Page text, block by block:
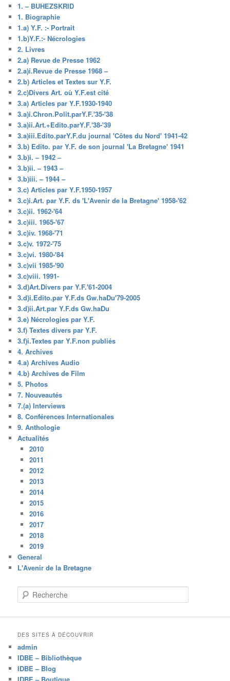
1. – BUHEZSKRID
1. Biographie
1.a) Y.F. :- Portrait
1.b)Y.F.:- Nécrologies
2. Livres
2.a) Revue de Presse 1962
2.a)i.Revue de Presse 1968 –
2.b) Articles et Textes sur Y.F.
2.c)Divers Art. où Y.F.est cité
3.a) Articles par Y.F.1930-1940
3.a)i.Chron.Polit.parY.F.'35-'38
3.a)ii.Art.+Edito.parY.F.'38-'39
3.a)iii.Edito.parY.F.du journal 'Côtes du Nord' 1941-42
3.b) Edito. par Y.F. de son journal 'La Bretagne' 1941
3.b)i. – 1942 –
3.b)ii. – 1943 –
3.b)iii. – 1944 –
3.c) Articles par Y.F.1950-1957
3.c)i.Art. par Y.F. ds 'L'Avenir de la Bretagne' 1958-'62
3.c)ii. 1962-'64
3.c)iii. 1965-'67
3.c)iv. 1968-'71
3.c)v. 1972-'75
3.c)vi. 1980-'84
3.c)vii 1985-'90
3.c)viii. 1991-
3.d)Art.Divers par Y.F.'61-2004
3.d)i.Edito.par Y.F.ds Gw.haDu'79-2005
3.d)ii.Art.par Y.F.ds Gw.haDu
3.e) Nécrologies par Y.F.
3.f) Textes divers par Y.F.
3.f)i.Textes par Y.F.non publiés
4. Archives
4.a) Archives Audio
4.b) Archives de Film
5. Photos
7. Nouveautés
7.(a) Interviews
8. Conférences Internationales
9. Anthologie
Actualités
2010
2011
2012
2013
2014
2015
2016
2017
2018
2019
General
L'Avenir de la Bretagne
e
c
h
e
DES SITES À DÉCOUVRIR
admin
IDBE – Bibliothèque
IDBE – Blog